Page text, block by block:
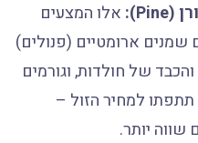
אלו המצעים
שמנים ארומטיים (פנולים)
של חולדות, וגורמים
למחיר הזול –
יותר.